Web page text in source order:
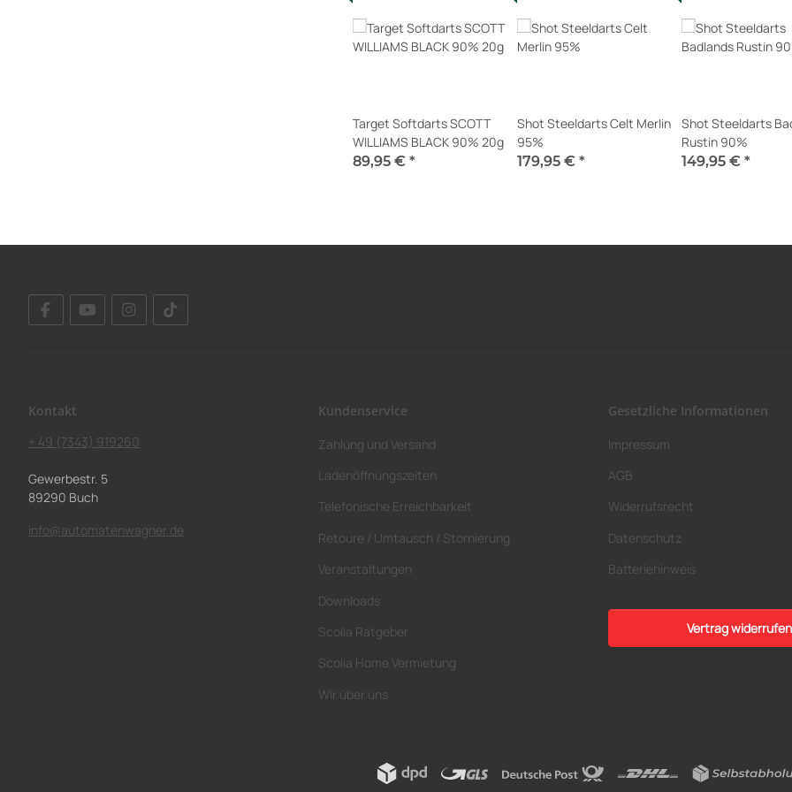
Target Softdarts SCOTT
WILLIAMS BLACK 90% 20g
89,95 € *
Shot Steeldarts Celt Merlin
95%
179,95 € *
Shot Steeldarts
Rustin 90%
149,95 € *
Kontakt
+ 49 (7343) 919260
Gewerbestr. 5
89290 Buch
info@automatenwagner.de
Kundenservice
Zahlung und Versand
Ladenöffnungszeiten
Telefonische Erreichbarkeit
Retoure / Umtausch / Stornierung
Veranstaltungen
Downloads
Scolia Ratgeber
Scolia Home Vermietung
Wir über uns
Gesetzliche Informationen
Impressum
AGB
Widerrufsrecht
Datenschutz
Batteriehinweis
Vertrag widerrufen